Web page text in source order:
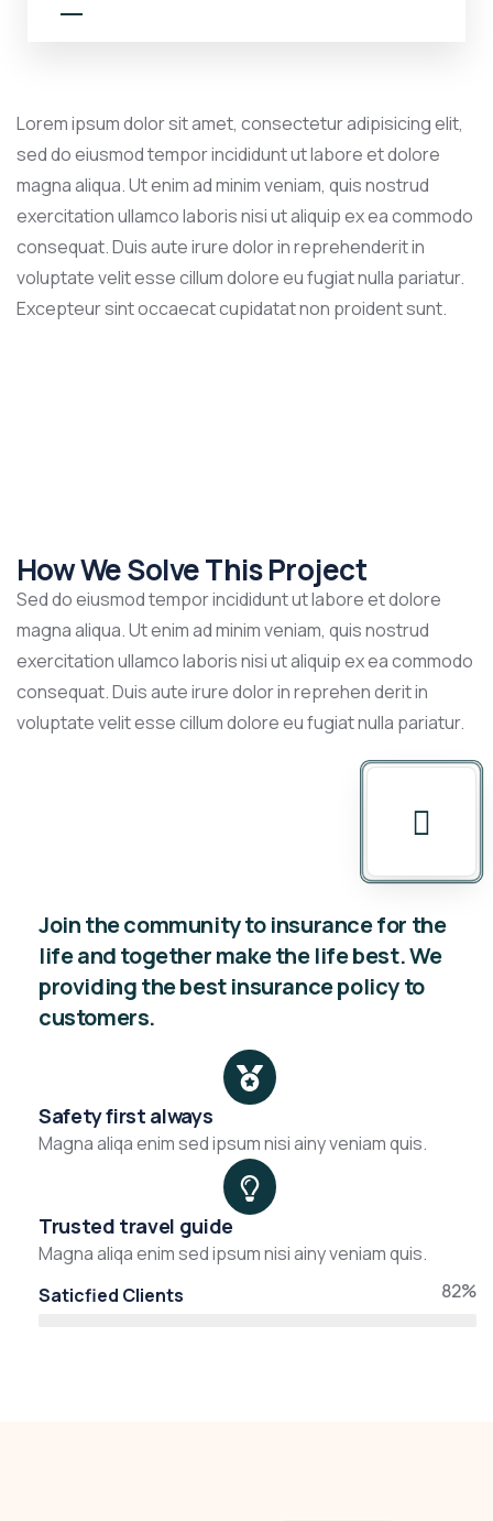
Lorem ipsum dolor sit amet, consectetur adipisicing elit,
sed do eiusmod tempor incididunt ut labore et dolore
magna aliqua. Ut enim ad minim veniam, quis nostrud
exercitation ullamco laboris nisi ut aliquip ex ea commodo
consequat. Duis aute irure dolor in reprehenderit in
voluptate velit esse cillum dolore eu fugiat nulla pariatur.
Excepteur sint occaecat cupidatat non proident sunt.
How We Solve This Project
Sed do eiusmod tempor incididunt ut labore et dolore
magna aliqua. Ut enim ad minim veniam, quis nostrud
exercitation ullamco laboris nisi ut aliquip ex ea commodo
consequat. Duis aute irure dolor in reprehen derit in
voluptate velit esse cillum dolore eu fugiat nulla pariatur.
Join the community to insurance for the
life and together make the life best. We
providing the best insurance policy to
customers.
Safety first always
Magna aliqa enim sed ipsum nisi ainy veniam quis.
Trusted travel guide
Magna aliqa enim sed ipsum nisi ainy veniam quis.
Saticfied Clients
82%